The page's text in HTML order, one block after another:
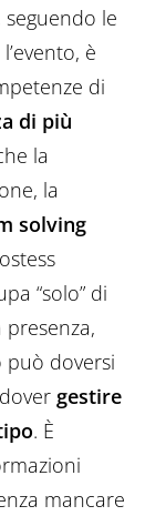
le
è
di
di più
la
la
solving
“solo” di
può doversi
gestire
. È
mancare